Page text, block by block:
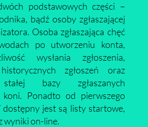
podstawowych części –
bądź osoby zgłaszającej
Osoba zgłaszająca chęć
po utworzeniu konta,
wysłania zgłoszenia,
zgłoszeń oraz
bazy zgłaszanych
Ponadto od pierwszego
dostępny jest są listy startowe,
wyniki on-line.